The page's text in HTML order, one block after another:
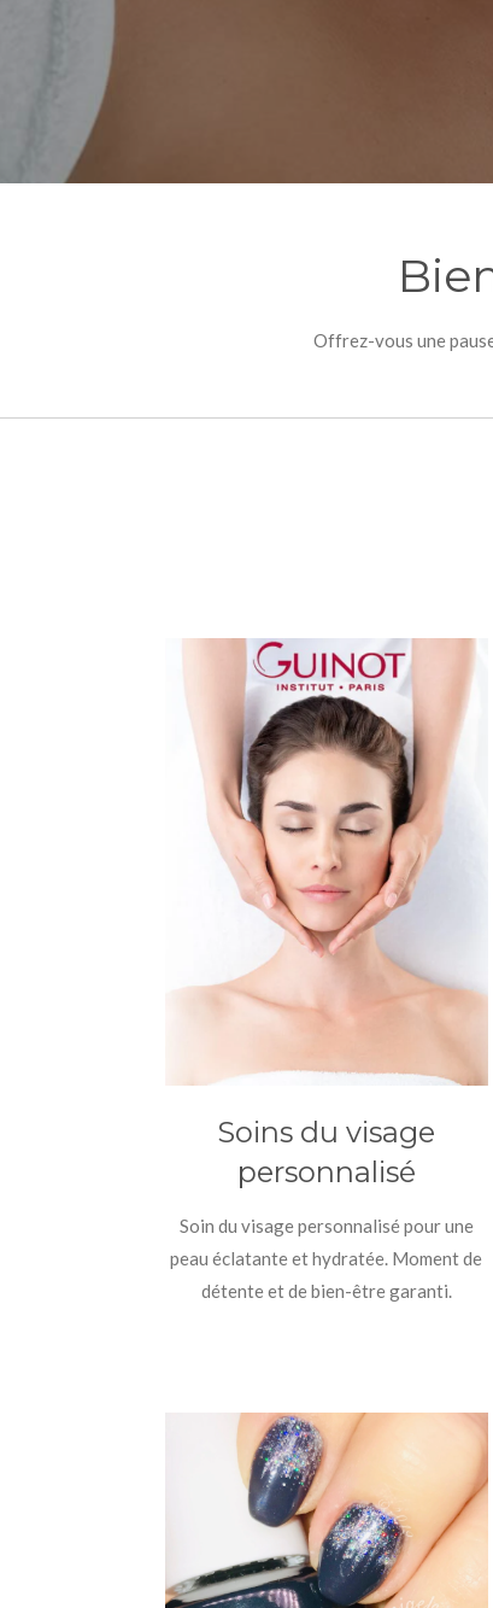
Offrez-vous une
Soins du visage
personnalisé
Soin du visage personnalisé pour une
peau éclatante et hydratée. Moment de
détente et de bien-être garanti.